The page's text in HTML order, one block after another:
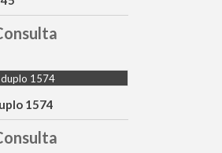
DETALHES
1574